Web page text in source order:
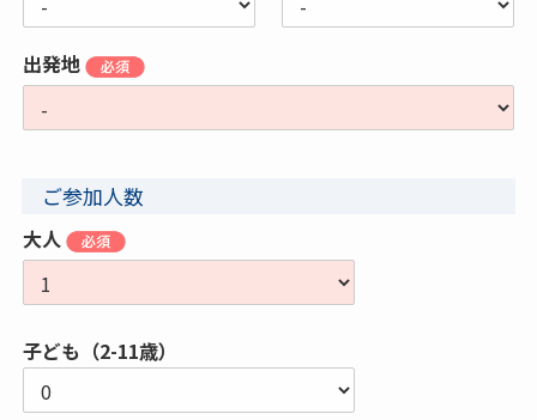
出発地
ご参加人数
大人
子ども（2-11歳）